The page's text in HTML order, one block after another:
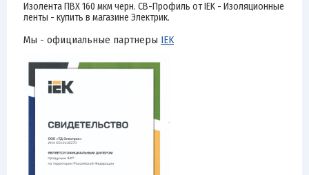
Изолента ПВХ 160 мкм черн. СВ-Профиль от IEK - Изоляционные
ленты - купить в магазине Электрик.
Мы - официальные партнеры IEK